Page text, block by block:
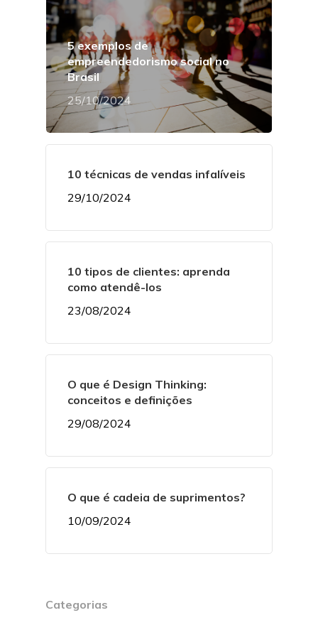
5 exemplos de
empreendedorismo social no
Brasil
25/10/2024
10 técnicas de vendas infalíveis
29/10/2024
10 tipos de clientes: aprenda
como atendê-los
23/08/2024
O que é Design Thinking:
conceitos e definições
29/08/2024
O que é cadeia de suprimentos?
10/09/2024
Categorias